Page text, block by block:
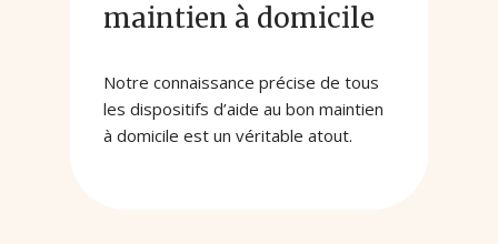
maintien à domicile
Notre connaissance précise de tous
les dispositifs d’aide au bon maintien
à domicile est un véritable atout.